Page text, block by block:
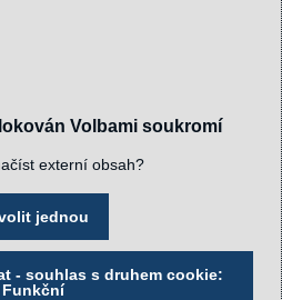
Volbami soukromí
externí obsah?
jednou
- souhlas s druhem cookie:
Funkční